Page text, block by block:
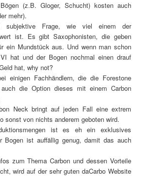
(z.B. Gloger, Schucht) kosten auch
mehr).
Frage, wie viel einem der
ist. Es gibt Saxophonisten, die geben
ein Mundstück aus. Und wenn man schon
hat und der Bogen nochmal einen drauf
hat, why not?
einigen Fachhändlern, die die Forestone
auch die Option dieses mit einem Carbon
Neck bringt auf jeden Fall eine extrem
sonst von nichts anderem geboten wird.
ist es eh ein exklusives
Bogen ist auffällig genug, damit das auch
zum Thema Carbon und dessen Vorteile
wird auf der sehr guten daCarbo Website